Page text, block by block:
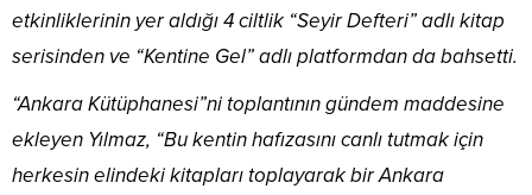
etkinliklerinin yer aldığı 4 ciltlik “Seyir Defteri” adlı kitap
serisinden ve “Kentine Gel” adlı platformdan da bahsetti.
“Ankara Kütüphanesi”ni toplantının gündem maddesine
ekleyen Yılmaz, “Bu kentin hafızasını canlı tutmak için
herkesin elindeki kitapları toplayarak bir Ankara